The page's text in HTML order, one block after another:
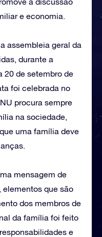
e economia.
assembleia geral da
durante a
20 de setembro de
foi celebrada no
procura sempre
na sociedade,
uma família deve
mensagem de
elementos que são
dos membros de
da família foi feito
e